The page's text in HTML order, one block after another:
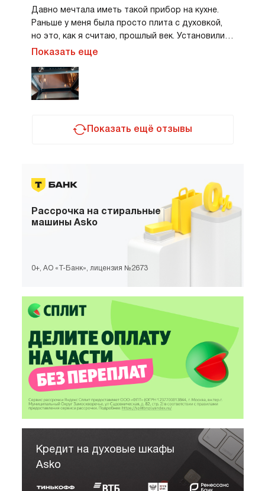
Давно мечтала иметь такой прибор на кухне.
Раньше у меня была просто плита с духовкой,
но это, как я считаю, прошлый век. Установили
ее так, чтоб было удобно работать, не
уровне груди. Готовить в нем очень приятно. А
готовлю я много. Часто варю в нем щи, они
получаются наваристыми и упревшими, а в
просто чудо! Но, самое главное, это выпечка.
разобралась сразу. Я с большим удовольствием
рекомендую эту модель всем, кто ищет
надежный прибор для приготовления пищи. Это
самый отличный вариант!
Показать еще
Показать ещё отзывы
Рассрочка на стиральные
машины Asko
0+, АО «Т-Банк», лицензия №2673
Кредит на духовые шкафы
Asko